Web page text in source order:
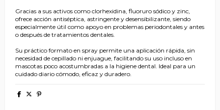
Gracias a sus activos como clorhexidina, fluoruro sódico y zinc,
ofrece acción antiséptica, astringente y desensibilizante, siendo
especialmente útil como apoyo en problemas periodontales y antes
o después de tratamientos dentales.
Su práctico formato en spray permite una aplicación rápida, sin
necesidad de cepillado ni enjuague, facilitando su uso incluso en
mascotas poco acostumbradas a la higiene dental. Ideal para un
cuidado diario cómodo, eficaz y duradero.